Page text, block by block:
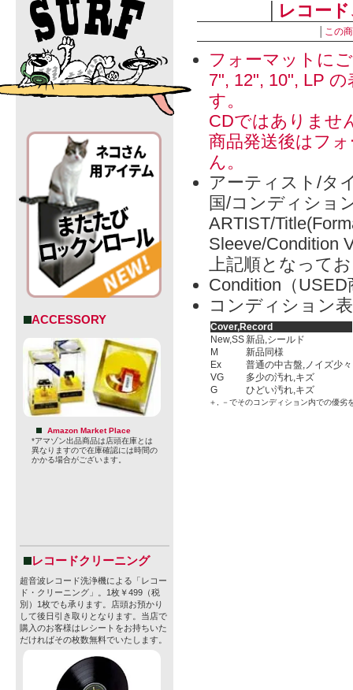
ACCESSORY
Amazon Market Place
*アマゾン出品商品は店頭在庫とは
異なりますので在庫確認には時間の
かかる場合がございます。
レコードクリーニング
超音波レコード洗浄機による「レコー
ド・クリーニング」。1枚￥499（税
別）1枚でも承ります。店頭お預かり
して後日引き取りとなります。当店で
購入のお客様はレシートをお持ちいた
だければその枚数無料でいたします。
レコー
この
フォーマットに
7", 12", 10", LP
す。
CDではありませ
商品発送後はフ
ん。
アーティスト/タ
国/コンディショ
ARTIST/
Sleeve/Condition
上記順となって
Condition（
コンディション
Cover,Record
New,SS新品,シールド
M
新品同様
Ex
普通の中古盤,ノイズ少々
VG
多少の汚れ,キズ
G
ひどい汚れ,キズ
＋, －でそのコンディション内での優劣